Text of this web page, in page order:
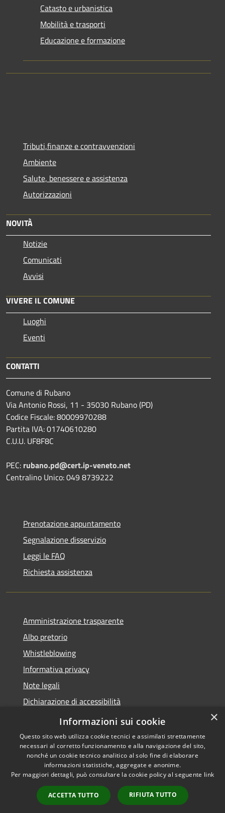
Catasto e urbanistica
Mobilità e trasporti
Educazione e formazione
Tributi,finanze e contravvenzioni
Ambiente
Salute, benessere e assistenza
Autorizzazioni
NOVITÀ
Notizie
Comunicati
Avvisi
VIVERE IL COMUNE
Luoghi
Eventi
CONTATTI
Comune di Rubano
Via Antonio Rossi, 11 - 35030 Rubano (PD)
Codice Fiscale: 80009970288
Partita IVA: 01740610280
C.U.U. UF8F8C
PEC: rubano.pd@cert.ip-veneto.net
Centralino Unico: 049 8739222
Prenotazione appuntamento
Segnalazione disservizio
Leggi le FAQ
Richiesta assistenza
Amministrazione trasparente
Albo pretorio
Whistleblowing
Informativa privacy
Note legali
Dichiarazione di accessibilità
Obiettivi di accessibilità 2026
Accessibilità
Copyright © 2026 • Comune di
Rubano • Powered by
Municipium•
Accesso
redazione
×
Informazioni sui cookie
Questo sito web utilizza cookie tecnici e assimilati strettamente
necessari al corretto funzionamento e alla navigazione del sito,
nonché un cookie tecnico analitico al solo fine di elaborare
informazioni statistiche, aggregate e anonime.
Per maggiori dettagli, può consultare la cookie policy al seguente link
ACCETTA TUTTO RIFIUTA TUTTO